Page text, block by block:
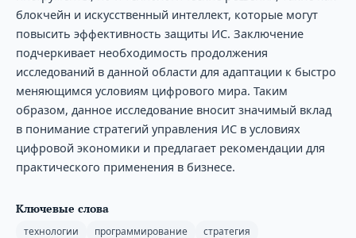
блокчейн и искусственный интеллект, которые могут
повысить эффективность защиты ИС. Заключение
подчеркивает необходимость продолжения
исследований в данной области для адаптации к быстро
меняющимся условиям цифрового мира. Таким
образом, данное исследование вносит значимый вклад
в понимание стратегий управления ИС в условиях
цифровой экономики и предлагает рекомендации для
практического применения в бизнесе.
Ключевые слова
технологии программирование
стратегия